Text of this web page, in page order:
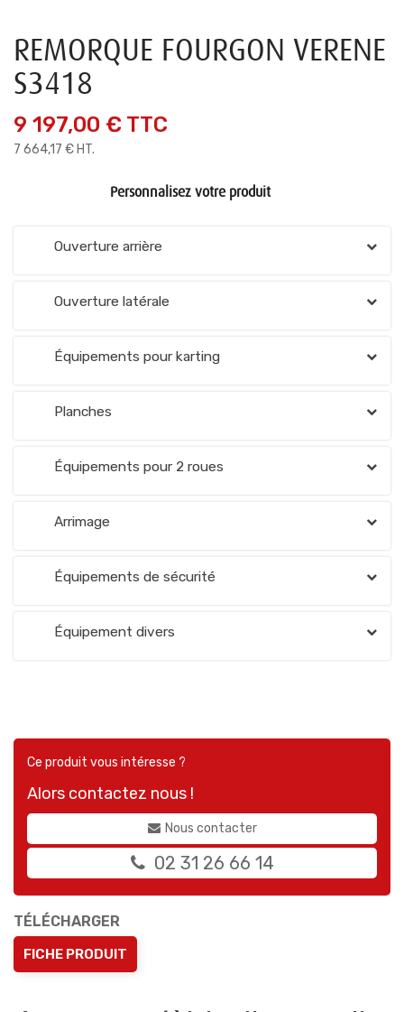
REMORQUE FOURGON VERENE
S3418
9 197,00 € TTC
7 664,17 € HT.
Personnalisez votre produit
Ouverture arrière
Ouverture latérale
Équipements pour karting
Planches
Équipements pour 2 roues
Arrimage
Équipements de sécurité
Équipement divers
Ce produit vous intéresse ?
Alors contactez nous !
Nous contacter
02 31 26 66 14
TÉLÉCHARGER
FICHE PRODUIT